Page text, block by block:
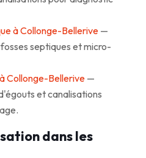
à Collonge-Bellerive —
septiques et micro-
Collonge-Bellerive —
et canalisations
dans les